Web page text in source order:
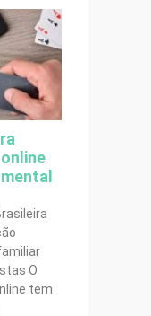
O
tem